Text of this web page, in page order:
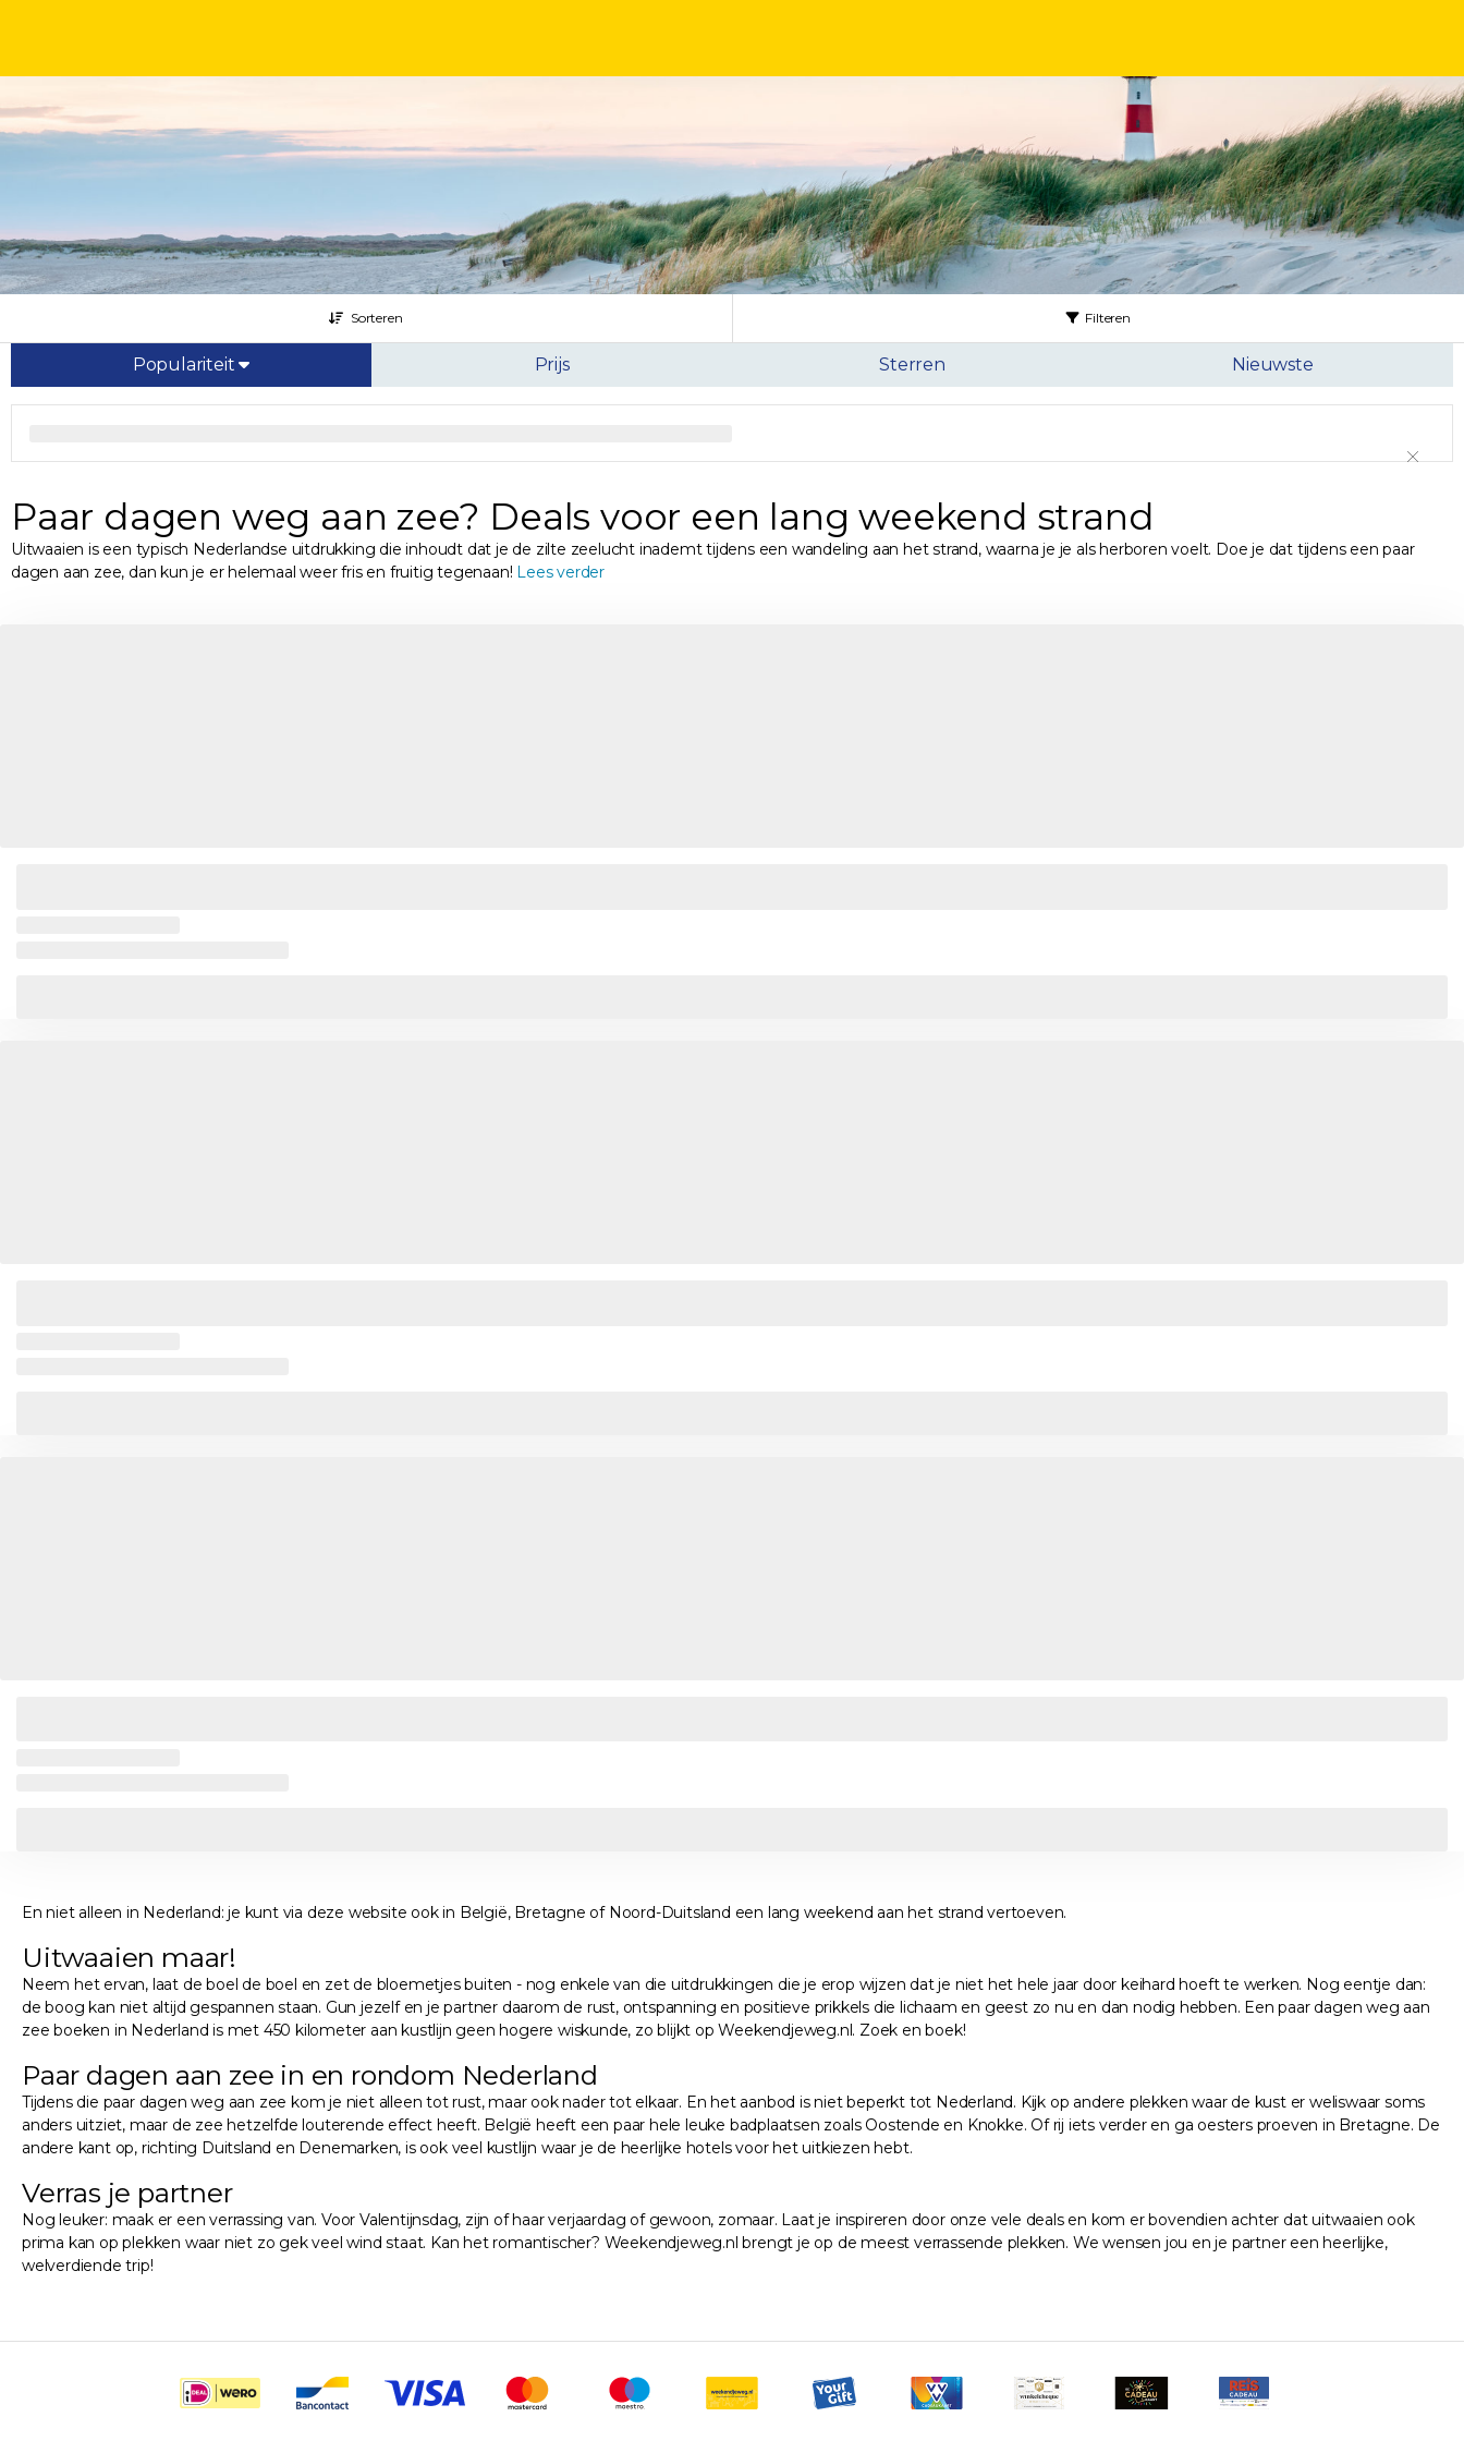
Sorteren Filteren
Populariteit Prijs Sterren Nieuwste
Paar dagen weg aan zee? Deals voor een lang weekend strand
Uitwaaien is een typisch Nederlandse uitdrukking die inhoudt dat je de zilte zeelucht inademt tijdens een wandeling aan het strand, waarna je je als herboren voelt. Doe je dat tijdens een paar
dagen aan zee, dan kun je er helemaal weer fris en fruitig tegenaan! Lees verder
En niet alleen in Nederland: je kunt via deze website ook in België, Bretagne of Noord-Duitsland een lang weekend aan het strand vertoeven.
Uitwaaien maar!
Neem het ervan, laat de boel de boel en zet de bloemetjes buiten - nog enkele van die uitdrukkingen die je erop wijzen dat je niet het hele jaar door keihard hoeft te werken. Nog eentje dan:
de boog kan niet altijd gespannen staan. Gun jezelf en je partner daarom de rust, ontspanning en positieve prikkels die lichaam en geest zo nu en dan nodig hebben. Een paar dagen weg aan
zee boeken in Nederland is met 450 kilometer aan kustlijn geen hogere wiskunde, zo blijkt op Weekendjeweg.nl. Zoek en boek!
Paar dagen aan zee in en rondom Nederland
Tijdens die paar dagen weg aan zee kom je niet alleen tot rust, maar ook nader tot elkaar. En het aanbod is niet beperkt tot Nederland. Kijk op andere plekken waar de kust er weliswaar soms
anders uitziet, maar de zee hetzelfde louterende effect heeft. België heeft een paar hele leuke badplaatsen zoals Oostende en Knokke. Of rij iets verder en ga oesters proeven in Bretagne. De
andere kant op, richting Duitsland en Denemarken, is ook veel kustlijn waar je de heerlijke hotels voor het uitkiezen hebt.
Verras je partner
Nog leuker: maak er een verrassing van. Voor Valentijnsdag, zijn of haar verjaardag of gewoon, zomaar. Laat je inspireren door onze vele deals en kom er bovendien achter dat uitwaaien ook
prima kan op plekken waar niet zo gek veel wind staat. Kan het romantischer? Weekendjeweg.nl brengt je op de meest verrassende plekken. We wensen jou en je partner een heerlijke,
welverdiende trip!